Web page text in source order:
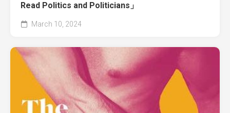
Read Politics and Politicians」
March 10, 2024